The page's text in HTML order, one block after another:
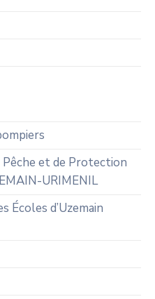
et de Protection
URIMENIL
Écoles d’Uzemain